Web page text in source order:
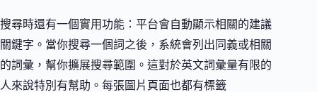
搜尋時還有一個實用功能：平台會自動顯示相關的建議
關鍵字。當你搜尋一個詞之後，系統會列出同義或相關
的詞彙，幫你擴展搜尋範圍。這對於英文詞彙量有限的
人來說特別有幫助。每張圖片頁面也都有標籤